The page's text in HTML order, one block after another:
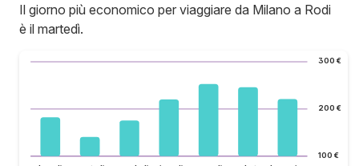
Il giorno più economico per viaggiare da Milano a Rodi
è il martedì.
100 €
200 €
300 €